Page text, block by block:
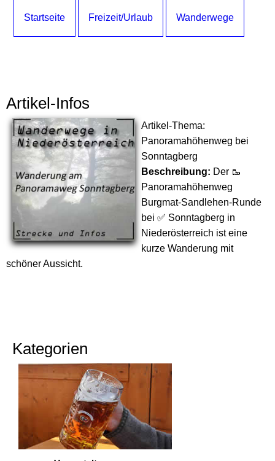
Startseite Freizeit/Urlaub Wanderwege
Artikel-Infos
Artikel-Thema:
Panoramahöhenweg bei
Sonntagberg
Beschreibung: Der 🥾
Panoramahöhenweg
Burgmat-Sandlehen-Runde
bei ✅ Sonntagberg in
Niederösterreich ist eine
kurze Wanderung mit
schöner Aussicht.
Kategorien